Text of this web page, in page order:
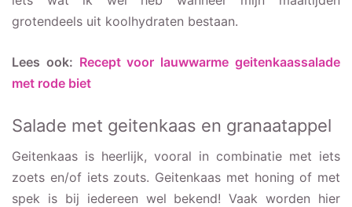
grotendeels uit koolhydraten bestaan.
Lees ook: Recept voor lauwwarme geitenkaassalade
met rode biet
Salade met geitenkaas en granaatappel
Geitenkaas is heerlijk, vooral in combinatie met iets
zoets en/of iets zouts. Geitenkaas met honing of met
spek is bij iedereen wel bekend! Vaak worden hier